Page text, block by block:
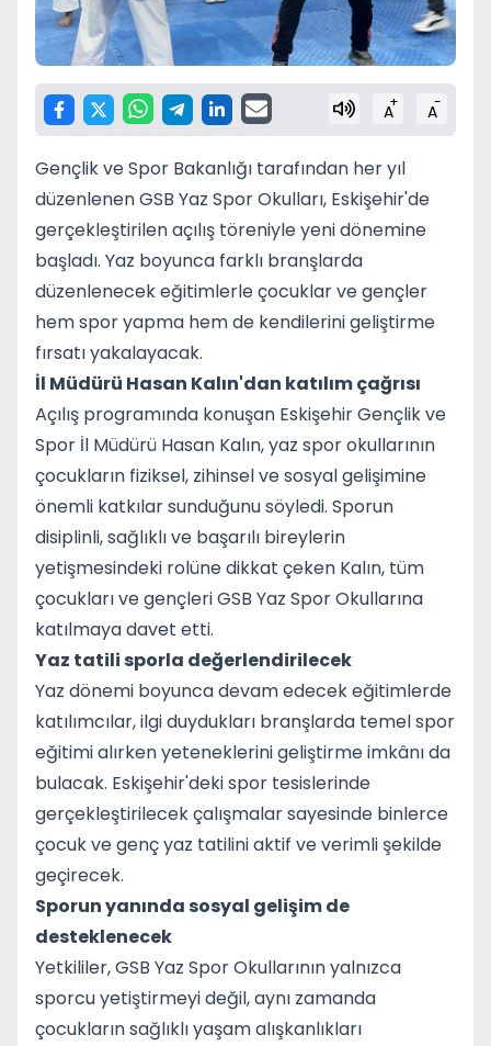
A+ A-
Gençlik ve Spor Bakanlığı tarafından her yıl
düzenlenen GSB Yaz Spor Okulları, Eskişehir'de
gerçekleştirilen açılış töreniyle yeni dönemine
başladı. Yaz boyunca farklı branşlarda
düzenlenecek eğitimlerle çocuklar ve gençler
hem spor yapma hem de kendilerini geliştirme
fırsatı yakalayacak.
İl Müdürü Hasan Kalın'dan katılım çağrısı
Açılış programında konuşan Eskişehir Gençlik ve
Spor İl Müdürü Hasan Kalın, yaz spor okullarının
çocukların fiziksel, zihinsel ve sosyal gelişimine
önemli katkılar sunduğunu söyledi. Sporun
disiplinli, sağlıklı ve başarılı bireylerin
yetişmesindeki rolüne dikkat çeken Kalın, tüm
çocukları ve gençleri GSB Yaz Spor Okullarına
katılmaya davet etti.
Yaz tatili sporla değerlendirilecek
Yaz dönemi boyunca devam edecek eğitimlerde
katılımcılar, ilgi duydukları branşlarda temel spor
eğitimi alırken yeteneklerini geliştirme imkânı da
bulacak. Eskişehir'deki spor tesislerinde
gerçekleştirilecek çalışmalar sayesinde binlerce
çocuk ve genç yaz tatilini aktif ve verimli şekilde
geçirecek.
Sporun yanında sosyal gelişim de
desteklenecek
Yetkililer, GSB Yaz Spor Okullarının yalnızca
sporcu yetiştirmeyi değil, aynı zamanda
çocukların sağlıklı yaşam alışkanlıkları